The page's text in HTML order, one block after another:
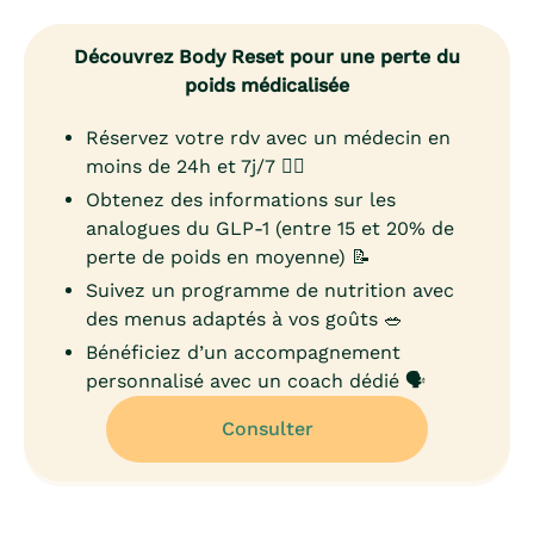
Découvrez Body Reset pour une perte du
poids médicalisée
Réservez votre rdv avec un médecin en
moins de 24h et 7j/7 👨‍⚕️
Obtenez des informations sur les
analogues du GLP-1 (entre 15 et 20% de
perte de poids en moyenne) 📝
Suivez un programme de nutrition avec
des menus adaptés à vos goûts 🥗
Bénéficiez d’un accompagnement
personnalisé avec un coach dédié 🗣️
Consulter